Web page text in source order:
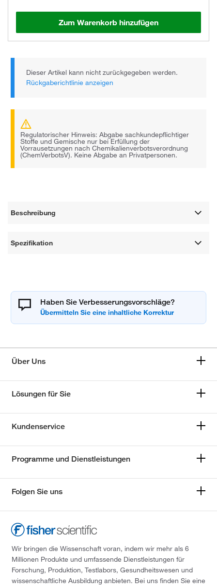
Zum Warenkorb hinzufügen
Dieser Artikel kann nicht zurückgegeben werden.
Rückgaberichtlinie anzeigen
Regulatorischer Hinweis: Abgabe sachkundepflichtiger
Stoffe und Gemische nur bei Erfüllung der
Vorrausetzungen nach Chemikalienverbotsverordnung
(ChemVerbotsV). Keine Abgabe an Privatpersonen.
Beschreibung
Spezifikation
Haben Sie Verbesserungsvorschläge?
Über Uns
Lösungen für Sie
Kundenservice
Programme und Dienstleistungen
Folgen Sie uns
Wir bringen die Wissenschaft voran, indem wir mehr als 6
Millionen Produkte und umfassende Dienstleistungen für
Forschung, Produktion, Testlabors, Gesundheitswesen und
wissenschaftliche Ausbildung anbieten. Bei uns finden Sie eine